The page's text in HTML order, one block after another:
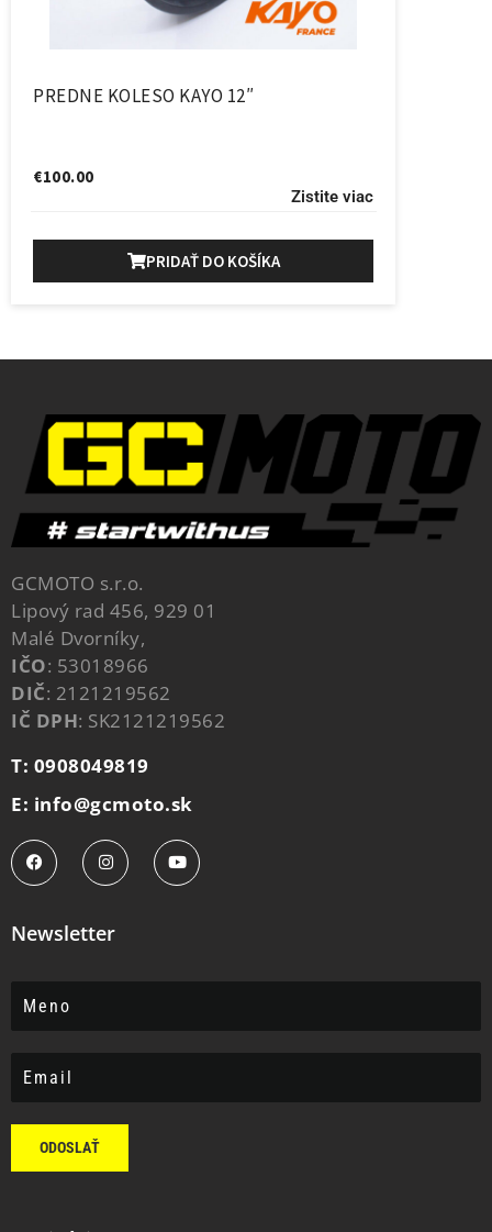
PREDNE KOLESO KAYO 12″
€100.00
Zistite viac
PRIDAŤ DO KOŠÍKA
GCMOTO s.r.o.
Lipový rad 456, 929 01
Malé Dvorníky,
IČO: 53018966
DIČ: 2121219562
IČ DPH: SK2121219562
T: 0908049819
E: info@gcmoto.sk
Newsletter
ODOSLAŤ